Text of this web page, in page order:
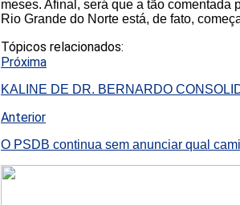
meses. Afinal, será que a tão
Rio Grande do Norte está, de fato,
Tópicos relacionados:
Próxima
KALINE DE DR. BERNARDO
Anterior
O PSDB continua sem anunciar qual